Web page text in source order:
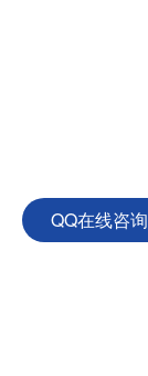
QQ在线咨询